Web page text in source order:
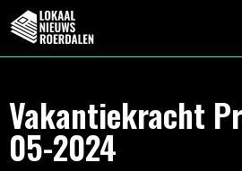
Vakantiekracht
05-2024